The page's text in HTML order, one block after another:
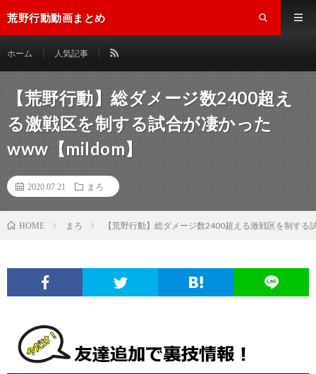
荒野行動動画まとめ
ホーム 人気記事
【荒野行動】総ダメージ数2400超え
る激戦区を制する試合が凄かった
www【mildom】
2020.07.21 まろ
HOME まろ 【荒野行動】総ダメージ数2400超える激戦区を制す